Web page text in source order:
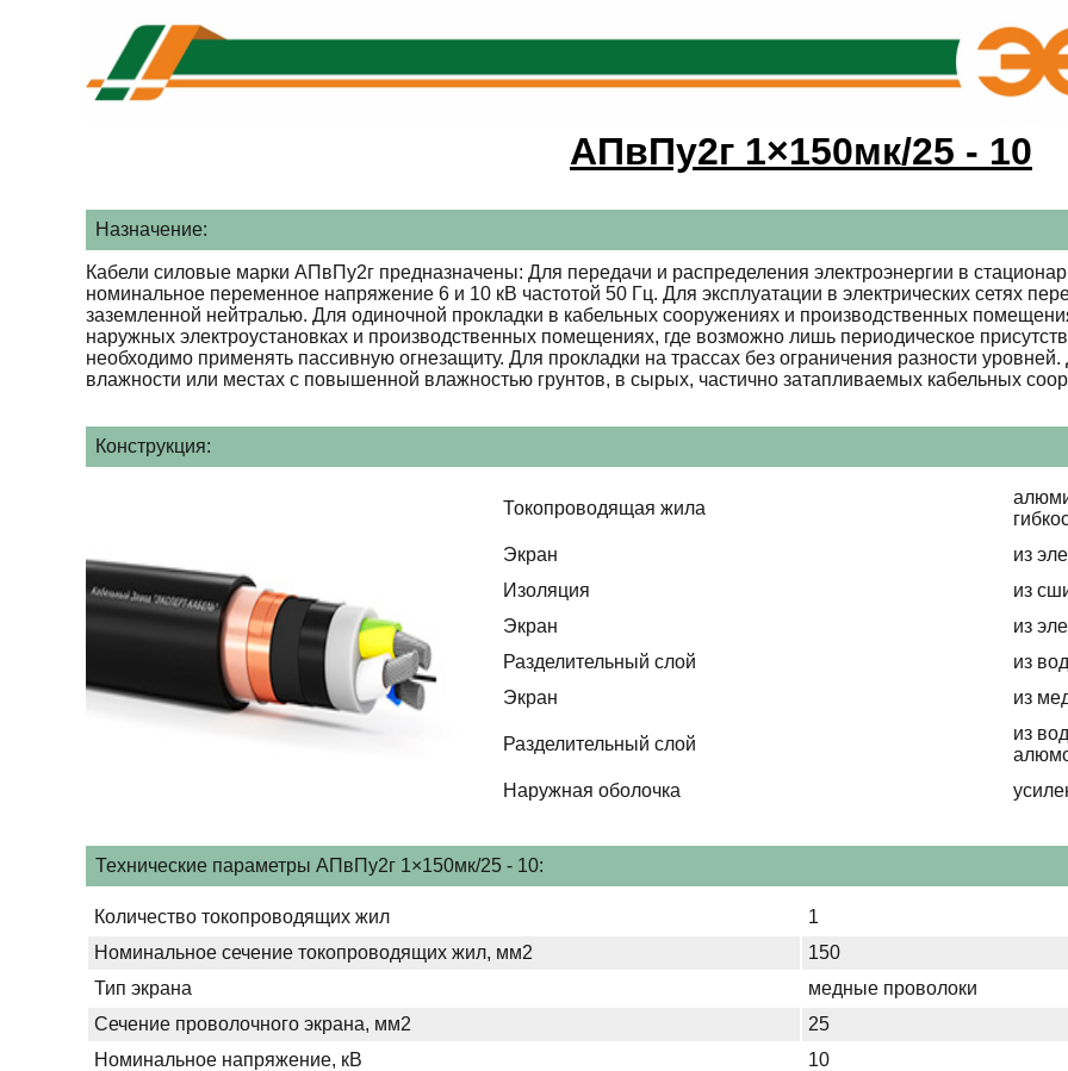
АПвПу2г 1×150мк/25 - 10
Назначение:
Кабели силовые марки АПвПу2г предназначены: Для передачи и распределения электроэнергии в
номинальное переменное напряжение 6 и 10 кВ частотой 50 Гц. Для эксплуатации в электрических сетях
заземленной нейтралью. Для одиночной прокладки в кабельных сооружениях и производственных
наружных электроустановках и производственных помещениях, где возможно лишь периодическое
необходимо применять пассивную огнезащиту. Для прокладки на трассах без ограничения разности
влажности или местах с повышенной влажностью грунтов, в сырых, частично затапливаемых кабельных
Конструкция:
Токопроводящая жила
Экран
из
Изоляция
из
Экран
из
Разделительный слой
из
Экран
из
Разделительный слой
из
Наружная оболочка
Технические параметры АПвПу2г 1×150мк/25 - 10:
Количество токопроводящих жил
1
Номинальное сечение токопроводящих жил, мм2
150
Тип экрана
медные проволоки
Сечение проволочного экрана, мм2
25
Номинальное напряжение, кВ
10